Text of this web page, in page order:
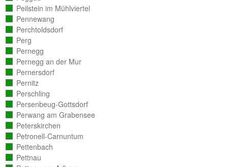
ausgezählt)
Peilstein im Mühlviertel
(vollständig
ausgezählt)
Pennewang
(vollständig
ausgezählt)
Perchtoldsdorf
(vollständig
ausgezählt)
Perg
(vollständig
ausgezählt)
Pernegg
(vollständig
ausgezählt)
Pernegg an der Mur
(vollständig
ausgezählt)
Pernersdorf
(vollständig
ausgezählt)
Pernitz
(vollständig
ausgezählt)
Perschling
(vollständig
ausgezählt)
Persenbeug-Gottsdorf
(vollständig
ausgezählt)
Perwang am Grabensee
(vollständig
ausgezählt)
Peterskirchen
(vollständig
ausgezählt)
Petronell-Carnuntum
(vollständig
ausgezählt)
Pettenbach
(vollständig
ausgezählt)
Pettnau
(vollständig